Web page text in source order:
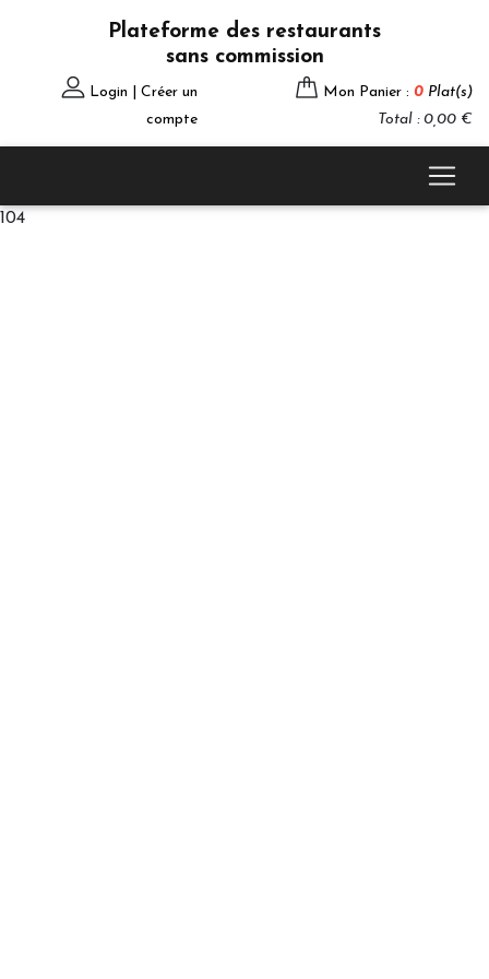
Plateforme des restaurants
sans commission
Login | Créer un
compte
Mon Panier : 0 Plat(s)
Total : 0,00 €
104